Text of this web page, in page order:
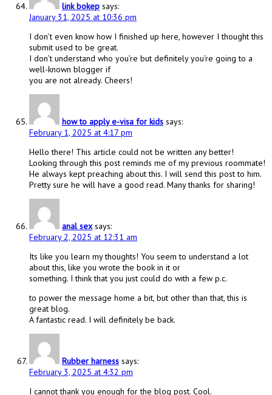
link bokep says:
January 31, 2025 at 10:36 pm
I don’t even know how I finished up here, however I thought this
submit used to be great.
I don’t understand who you’re but definitely you’re going to a
well-known blogger if
you are not already. Cheers!
how to apply e-visa for kids says:
February 1, 2025 at 4:17 pm
Hello there! This article could not be written any better!
Looking through this post reminds me of my previous roommate!
He always kept preaching about this. I will send this post to him.
Pretty sure he will have a good read. Many thanks for sharing!
anal sex says:
February 2, 2025 at 12:31 am
Its like you learn my thoughts! You seem to understand a lot
about this, like you wrote the book in it or
something. I think that you just could do with a few p.c.
to power the message home a bit, but other than that, this is
great blog.
A fantastic read. I will definitely be back.
Rubber harness says:
February 3, 2025 at 4:32 pm
I cannot thank you enough for the blog post. Cool.